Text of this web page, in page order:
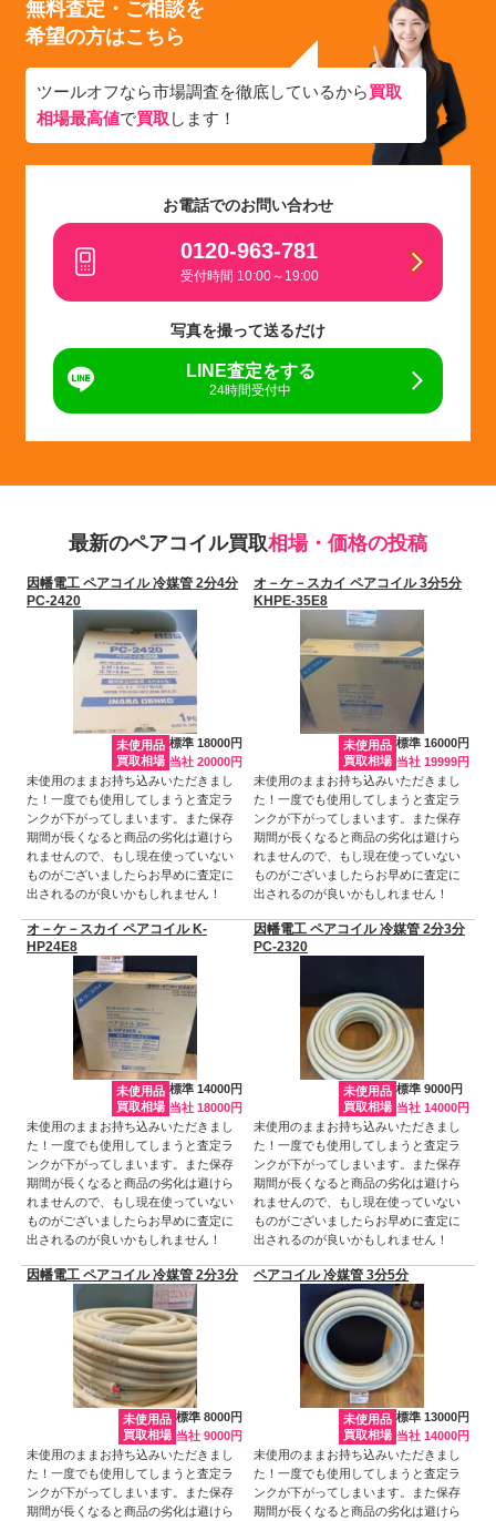
無料査定・ご相談を
希望の方はこちら
ツールオフなら市場調査を徹底しているから買取
相場最高値で買取 します！
お電話でのお問い合わせ
0120-963-781
受付時間 10:00～19:00
写真を撮って送るだけ
LINE査定をする
24時間受付中
最新のペアコイル買取相場・価格の投稿
因幡電工 ペアコイル 冷媒管 2分4分
PC-2420
未使用品
買取相場
標準 18000円
当社 20000円
未使用のままお持ち込みいただきまし
た！一度でも使用してしまうと査定ラ
ンクが下がってしまいます。また保存
期間が長くなると商品の劣化は避けら
れませんので、もし現在使っていない
ものがございましたらお早めに査定に
出されるのが良いかもしれません！
オ－ケ－スカイ ペアコイル 3分5分
KHPE-35E8
未使用品
買取相場
標準 16000円
当社 19999円
未使用のままお持ち込みいただきまし
た！一度でも使用してしまうと査定ラ
ンクが下がってしまいます。また保存
期間が長くなると商品の劣化は避けら
れませんので、もし現在使っていない
ものがございましたらお早めに査定に
出されるのが良いかもしれません！
オ－ケ－スカイ ペアコイル K-
HP24E8
未使用品
買取相場
標準 14000円
当社 18000円
未使用のままお持ち込みいただきまし
た！一度でも使用してしまうと査定ラ
ンクが下がってしまいます。また保存
期間が長くなると商品の劣化は避けら
れませんので、もし現在使っていない
ものがございましたらお早めに査定に
出されるのが良いかもしれません！
因幡電工 ペアコイル 冷媒管 2分3分
PC-2320
未使用品
買取相場
標準 9000円
当社 14000円
未使用のままお持ち込みいただきまし
た！一度でも使用してしまうと査定ラ
ンクが下がってしまいます。また保存
期間が長くなると商品の劣化は避けら
れませんので、もし現在使っていない
ものがございましたらお早めに査定に
出されるのが良いかもしれません！
因幡電工 ペアコイル 冷媒管 2分3分
未使用品
買取相場
標準 8000円
当社 9000円
未使用のままお持ち込みいただきまし
た！一度でも使用してしまうと査定ラ
ンクが下がってしまいます。また保存
期間が長くなると商品の劣化は避けら
ペアコイル 冷媒管 3分5分
未使用品
買取相場
標準 13000円
当社 14000円
未使用のままお持ち込みいただきまし
た！一度でも使用してしまうと査定ラ
ンクが下がってしまいます。また保存
期間が長くなると商品の劣化は避けら